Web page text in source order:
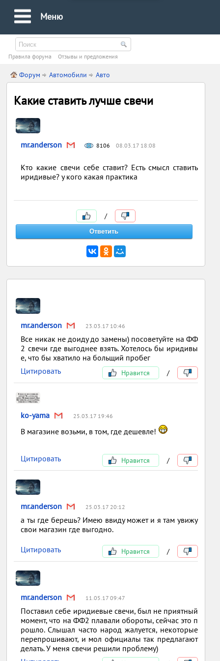
Меню
Правила форума Oтзывы и предложения
Форум Автомобили Авто
Какие ставить лучше свечи
mr.anderson 8106 08.03.17 18:08
Кто какие свечи себе ставит? Есть смысл ставить
иридивые? у кого какая практика
/
mr.anderson 23.03.17 10:46
Все никак не доиду до замены) посоветуйте на ФФ
2 свечи где выгоднее взять. Хотелось бы иридивы
е, что бы хватило на больщий пробег
Цитировать
Нравится /
ko-yama 25.03.17 19:46
В магазине возьми, в том, где дешевле!
Цитировать Нравится /
mr.anderson 25.03.17 20:12
а ты где берешь? Имею ввиду может и я там увижу
свои магазин где выгодно.
Цитировать Нравится /
mr.anderson 11.05.17 09:47
Поставил себе иридиевые свечи, был не приятный
момент, что на ФФ2 плавали обороты, сейчас это п
рошло. Слышал часто народ жалуется, некоторые
перепрошивают, и мол официалы так предлагают
делать. У меня свечи решили проблему)